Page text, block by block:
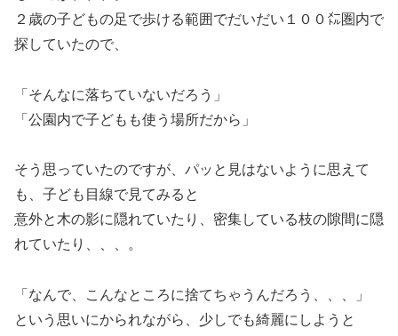
２歳の子どもの足で歩ける範囲でだいだい１００㍍圏内で
探していたので、
「そんなに落ちていないだろう」
「公園内で子どもも使う場所だから」
そう思っていたのですが、パッと見はないように思えて
も、子ども目線で見てみると
意外と木の影に隠れていたり、密集している枝の隙間に隠
れていたり、、、。
「なんで、こんなところに捨てちゃうんだろう、、、」
という思いにかられながら、少しでも綺麗にしようと